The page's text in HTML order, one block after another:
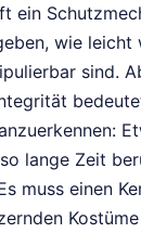
ein
wie leicht
sind.
lange Zeit
muss einen